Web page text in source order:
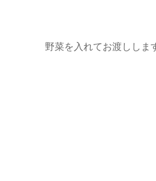
野菜を入れてお渡ししま